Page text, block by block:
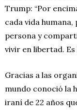
Trump: “Por
cada vida
persona y
vivir en libertad. Es
Gracias a las
mundo conoció la
iraní de 22 años